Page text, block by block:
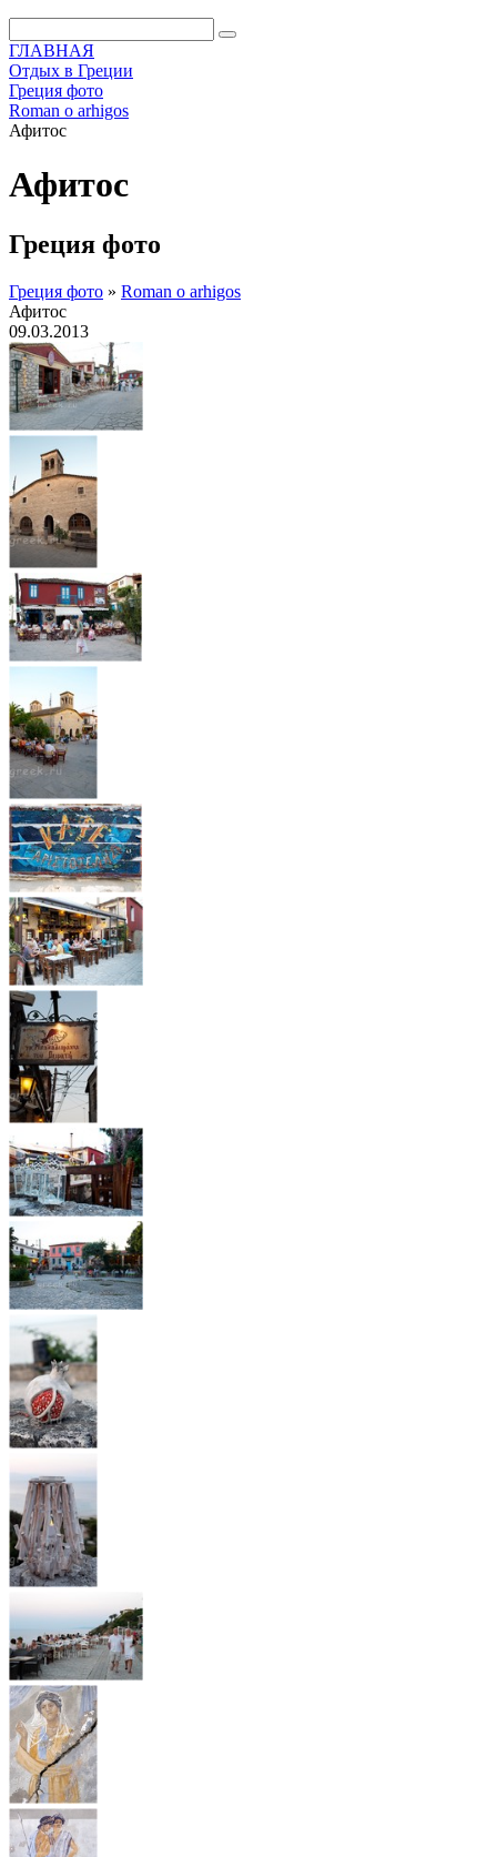
ГЛАВНАЯ
Отдых в Греции
Греция фото
Roman o arhigos
Афитос
Афитос
Греция фото
Греция фото » Roman o arhigos
Афитос
09.03.2013